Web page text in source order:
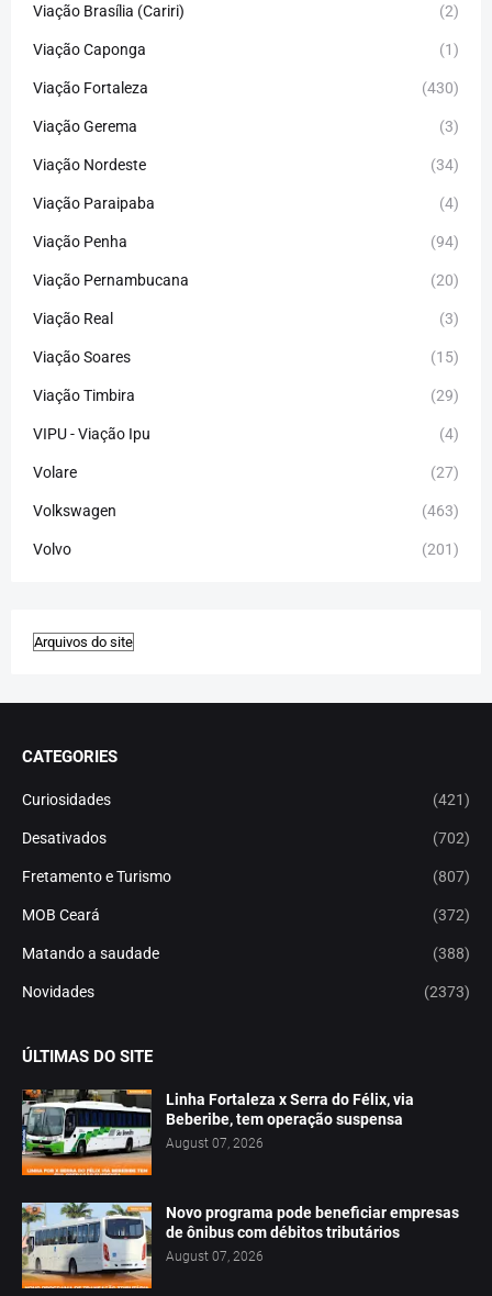
Viação Brasília (Cariri) (2)
Viação Caponga (1)
Viação Fortaleza (430)
Viação Gerema (3)
Viação Nordeste (34)
Viação Paraipaba (4)
Viação Penha (94)
Viação Pernambucana (20)
Viação Real (3)
Viação Soares (15)
Viação Timbira (29)
VIPU - Viação Ipu (4)
Volare (27)
Volkswagen (463)
Volvo (201)
CATEGORIES
Curiosidades (421)
Desativados (702)
Fretamento e Turismo (807)
MOB Ceará (372)
Matando a saudade (388)
Novidades (2373)
ÚLTIMAS DO SITE
Linha Fortaleza x Serra do Félix, via
Beberibe, tem operação suspensa
August 07, 2026
Novo programa pode beneficiar empresas
de ônibus com débitos tributários
August 07, 2026